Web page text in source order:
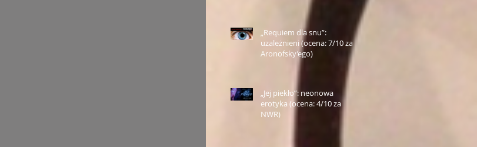
„Requiem dla snu”:
uzależnieni (ocena: 7/10 za
Aronofsky’ego)
„Jej piekło”: neonowa
erotyka (ocena: 4/10 za
NWR)